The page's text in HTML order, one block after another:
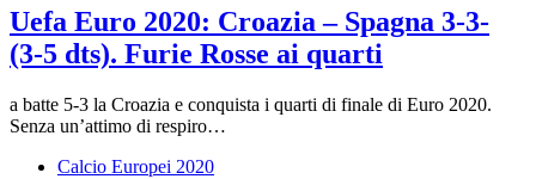
Uefa Euro 2020: Croazia – Spagna 3-3-
(3-5 dts). Furie Rosse ai quarti
a batte 5-3 la Croazia e conquista i quarti di finale di Euro 2020.
Senza un’attimo di respiro…
Calcio Europei 2020